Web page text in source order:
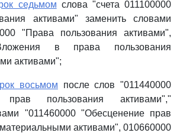
седьмом слова "счета 011100000
активами" заменить словами
"Права пользования активами",
в права пользования
активами";
восьмом после слов "011440000
прав пользования активами","
"011460000 "Обесценение прав
активами", 010660000